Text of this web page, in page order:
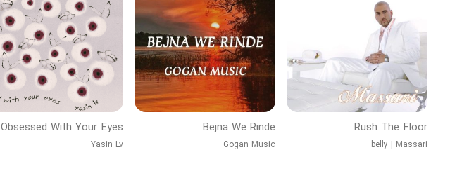
Rush The Floor
belly | Massari
Bejna We Rinde
Gogan Music
Obsessed With Your Eyes
Yasin Lv